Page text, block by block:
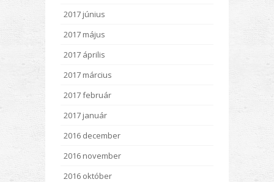
2017 június
2017 május
2017 április
2017 március
2017 február
2017 január
2016 december
2016 november
2016 október